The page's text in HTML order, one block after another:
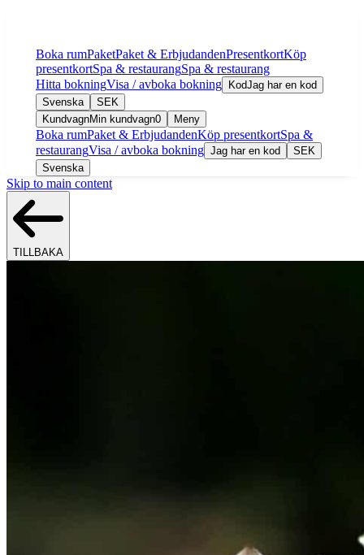
Boka rumPaketPaket & ErbjudandenPresentkortKöp
presentkortSpa & restaurangSpa & restaurang
Hitta bokningVisa / avboka bokning KodJag har en kod
Svenska
SEK
KundvagnMin kundvagn0 Meny
Boka rumPaket & ErbjudandenKöp presentkortSpa &
restaurangVisa / avboka bokning Jag har en kod
SEK
Svenska
Skip to main content
TILLBAKA